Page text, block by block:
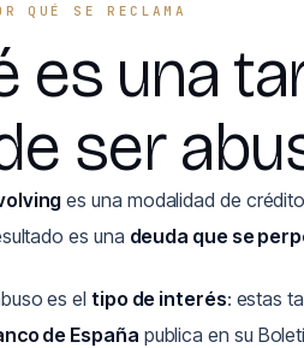
QUÉ SE RECLAMA
es una
ser
es una modalidad de
es una deuda que se
es el tipo de interés: estas
de España publica en su